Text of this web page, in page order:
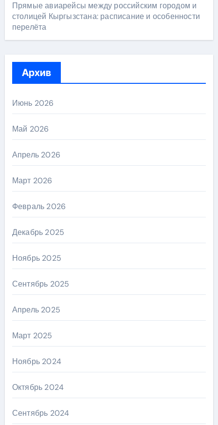
Прямые авиарейсы между российским городом и
столицей Кыргызстана: расписание и особенности
перелёта
Архив
Июнь 2026
Май 2026
Апрель 2026
Март 2026
Февраль 2026
Декабрь 2025
Ноябрь 2025
Сентябрь 2025
Апрель 2025
Март 2025
Ноябрь 2024
Октябрь 2024
Сентябрь 2024